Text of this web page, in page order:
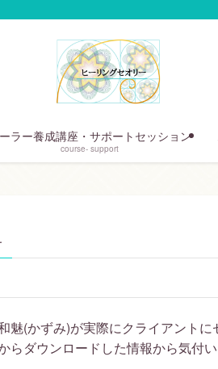
ラー養成講座・サポートセッション
course- support
魅(かずみ)が実際にクライアント
ダウンロードした情報から気付い